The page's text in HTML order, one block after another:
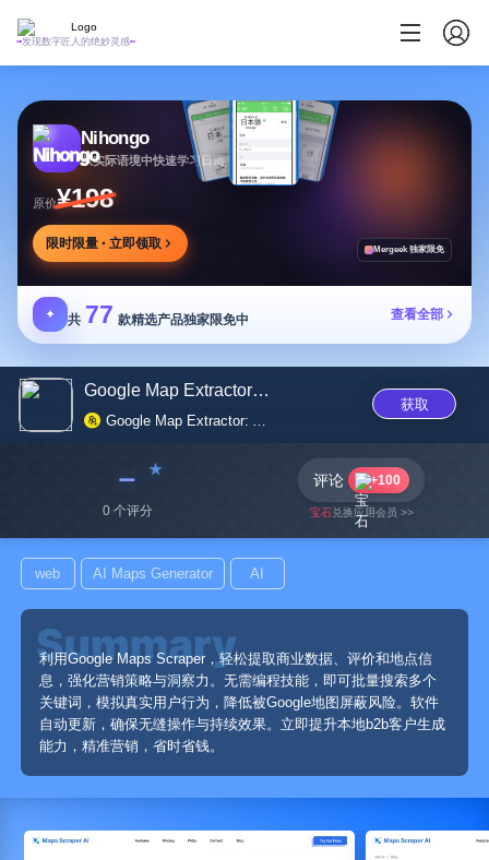
发现数字匠人的绝妙灵感
Nihongo
从实际语境中快速学习日语
原价¥198
限时限量 · 立即领取 Mergeek 独家限免
✦ 共 77 款精选产品独家限免中 查看全部
Google Map Extractor: AI Map D...
Google Map Extractor: AI Map Data Solutions for Businesses
获取
﹣
0 个评分
评论 +100
宝石兑换应用会员 >>
web AI Maps Generator AI
利用Google Maps Scraper，轻松提取商业数据、评价和地点信
息，强化营销策略与洞察力。无需编程技能，即可批量搜索多个
关键词，模拟真实用户行为，降低被Google地图屏蔽风险。软件
自动更新，确保无缝操作与持续效果。立即提升本地b2b客户生成
能力，精准营销，省时省钱。